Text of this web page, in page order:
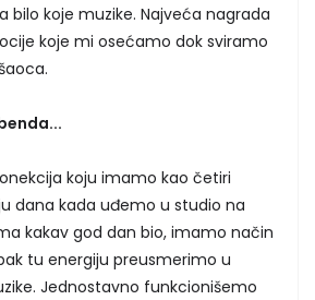
bilo koje muzike. Najveća nagrada
koje mi osećamo dok sviramo
koju imamo kao četiri
dana kada uđemo u studio na
kakav god dan bio, imamo način
tu energiju preusmerimo u
Jednostavno funkcionišemo